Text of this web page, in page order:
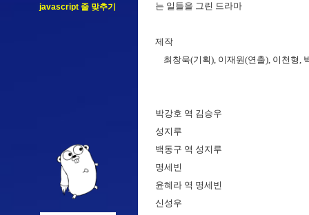
javascript 줄 맞추기
는 일들을 그린 드라마
제작
최창욱(기획), 이재원(연출), 이천형,
박강호 역 김승우
성지루
백동구 역 성지루
명세빈
윤혜라 역 명세빈
신성우